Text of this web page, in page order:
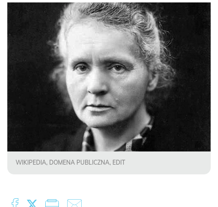
WIKIPEDIA, DOMENA PUBLICZNA, EDIT